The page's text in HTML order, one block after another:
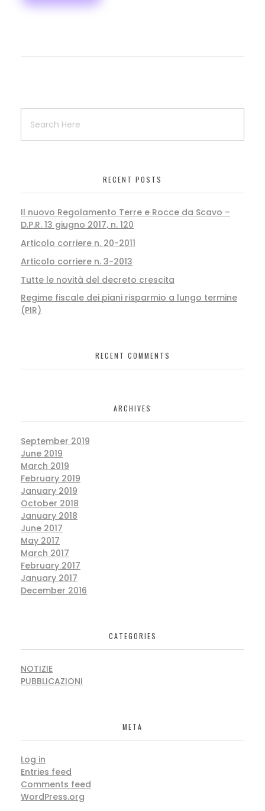
RECENT POSTS
Il nuovo Regolamento Terre e Rocce da Scavo –
D.P.R. 13 giugno 2017, n. 120
Articolo corriere n. 20-2011
Articolo corriere n. 3-2013
Tutte le novità del decreto crescita
Regime fiscale dei piani risparmio a lungo termine
(PIR)
RECENT COMMENTS
ARCHIVES
September 2019
June 2019
March 2019
February 2019
January 2019
October 2018
January 2018
June 2017
May 2017
March 2017
February 2017
January 2017
December 2016
CATEGORIES
NOTIZIE
PUBBLICAZIONI
META
Log in
Entries feed
Comments feed
WordPress.org